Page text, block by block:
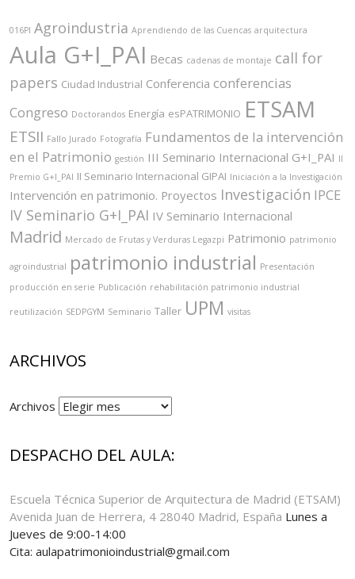
016PI Agroindustria Aprendiendo de las Cuencas arquitectura
Aula G+I_PAI Becas cadenas de montaje call for
papers Ciudad Industrial Conferencia conferencias
Congreso Doctorandos Energía esPATRIMONIO ETSAM
ETSII Fallo Jurado Fotografía Fundamentos de la intervención
en el Patrimonio gestión III Seminario Internacional G+I_PAI II
Premio G+I_PAI II Seminario Internacional GIPAI Iniciación a la Investigación
Intervención en patrimonio. Proyectos Investigación IPCE
IV Seminario G+I_PAI IV Seminario Internacional
Madrid Mercado de Frutas y Verduras Legazpi Patrimonio patrimonio
agroindustrial patrimonio industrial Presentación
producción en serie Publicación rehabilitación patrimonio industrial
reutilización SEDPGYM Seminario Taller UPM visitas
ARCHIVOS
Archivos
DESPACHO DEL AULA:
Escuela Técnica Superior de Arquitectura de Madrid (ETSAM)
Avenida Juan de Herrera, 4 28040 Madrid, España Lunes a
Jueves de 9:00-14:00
Cita: aulapatrimonioindustrial@gmail.com